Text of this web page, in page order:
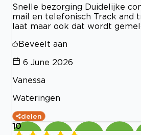
Snelle bezorging Duidelijke
mail en telefonisch Track and
laat maar ook dat wordt
Beveelt aan
6 June 2026
Vanessa
Wateringen
delen
10